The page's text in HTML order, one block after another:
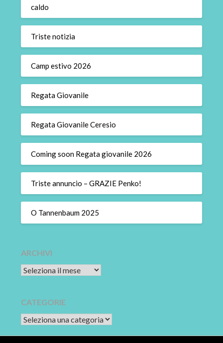
caldo
Triste notizia
Camp estivo 2026
Regata Giovanile
Regata Giovanile Ceresio
Coming soon Regata giovanile 2026
Triste annuncio – GRAZIE Penko!
O Tannenbaum 2025
ARCHIVI
Archivi
CATEGORIE
CATEGORIE